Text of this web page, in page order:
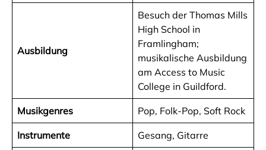
Ausbildung
Besuch der Thomas Mills
High School in
Framlingham;
musikalische Ausbildung
am Access to Music
College in Guildford.
Musikgenres Pop, Folk-Pop, Soft Rock
Instrumente Gesang, Gitarre